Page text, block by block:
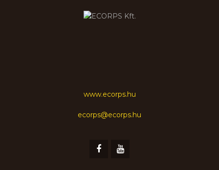
www.ecorps.hu
ecorps@ecorps.hu